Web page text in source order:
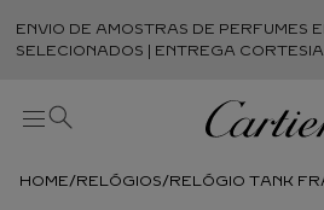
ENVIO DE AMOSTRAS DE PERFUMES
SELECIONADOS | ENTREGA
RELÓGIOS RELÓGIO TANK